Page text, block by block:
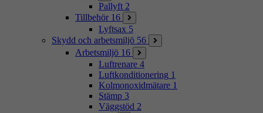
Pallyft 2
Tillbehör 16
Lyftsax 5
Skydd och arbetsmiljö 56
Arbetsmiljö 16
Luftrenare 4
Luftkonditionering 1
Kolmonoxidmätare 1
Stämp 3
Väggstöd 2